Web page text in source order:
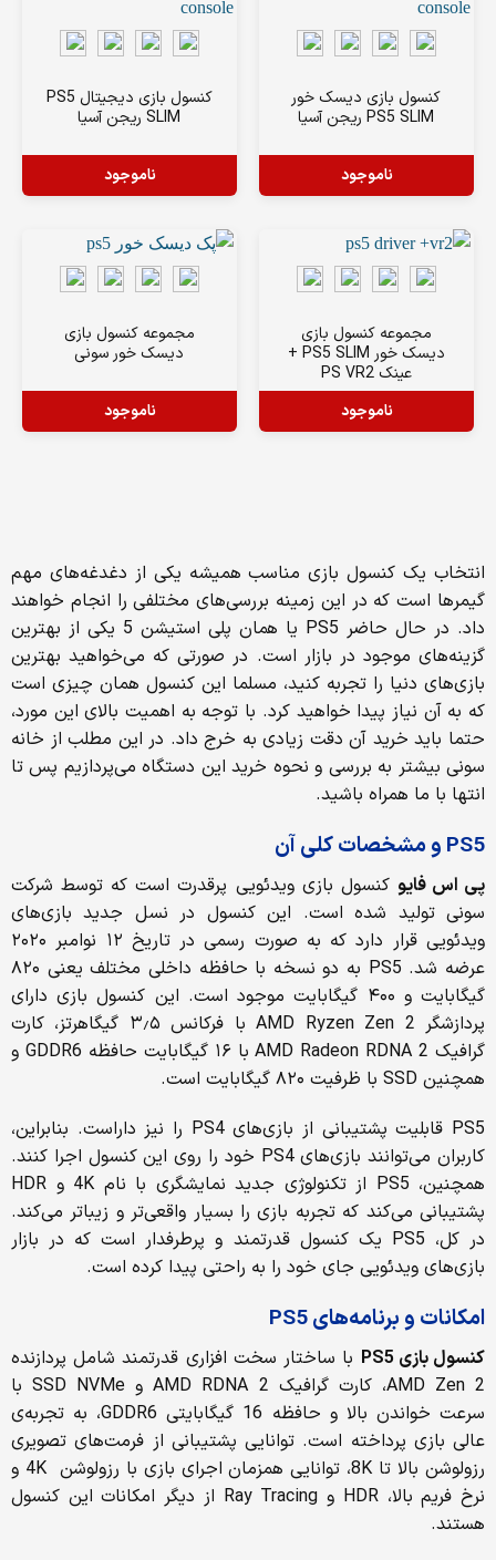
کنسول بازی دیسک خور
PS5 SLIM ریجن آسیا
ناموجود
کنسول بازی دیجیتال PS5
SLIM ریجن آسیا
ناموجود
مجموعه کنسول بازی
دیسک خور PS5 SLIM +
عینک PS VR2
ناموجود
مجموعه کنسول بازی
دیسک خور سونی
ناموجود
انتخاب یک کنسول بازی مناسب همیشه یکی از دغدغه‌های مهم
گیمرها است که در این زمینه بررسی‌های مختلفی را انجام خواهند
داد. در حال حاضر PS5 یا همان پلی استیشن 5 یکی از بهترین
گزینه‌های موجود در بازار است. در صورتی که می‌خواهید بهترین
بازی‌های دنیا را تجربه کنید، مسلما این کنسول همان چیزی است
که به آن نیاز پیدا خواهید کرد. با توجه به اهمیت بالای این مورد،
حتما باید خرید آن دقت زیادی به خرج داد. در این مطلب از خانه
سونی بیشتر به بررسی و نحوه خرید این دستگاه می‌پردازیم پس تا
انتها با ما همراه باشید.
PS5 و مشخصات کلی آن
پی اس فایو کنسول بازی ویدئویی پرقدرت است که توسط شرکت
سونی تولید شده است. این کنسول در نسل جدید بازی‌های
ویدئویی قرار دارد که به صورت رسمی در تاریخ ۱۲ نوامبر ۲۰۲۰
عرضه شد. PS5 به دو نسخه با حافظه داخلی مختلف یعنی ۸۲۰
گیگابایت و ۴۰۰ گیگابایت موجود است. این کنسول بازی دارای
پردازشگر AMD Ryzen Zen 2 با فرکانس ۳٫۵ گیگاهرتز، کارت
گرافیک AMD Radeon RDNA 2 با ۱۶ گیگابایت حافظه GDDR6 و
همچنین SSD با ظرفیت ۸۲۰ گیگابایت است.
PS5 قابلیت پشتیبانی از بازی‌های PS4 را نیز داراست. بنابراین،
کاربران می‌توانند بازی‌های PS4 خود را روی این کنسول اجرا کنند.
همچنین، PS5 از تکنولوژی جدید نمایشگری با نام 4K و HDR
پشتیبانی می‌کند که تجربه بازی را بسیار واقعی‌تر و زیباتر می‌کند.
در کل، PS5 یک کنسول قدرتمند و پرطرفدار است که در بازار
بازی‌های ویدئویی جای خود را به راحتی پیدا کرده است.
امکانات و برنامه‌های PS5
کنسول بازی PS5 با ساختار سخت افزاری قدرتمند شامل پردازنده
AMD Zen 2، کارت گرافیک AMD RDNA 2 و SSD NVMe با
سرعت خواندن بالا و حافظه 16 گیگابایتی GDDR6، به تجربه‌ی
عالی بازی پرداخته است. توانایی پشتیبانی از فرمت‌های تصویری
رزولوشن بالا تا 8K، توانایی همزمان اجرای بازی با رزولوشن 4K و
نرخ فریم بالا، HDR و Ray Tracing از دیگر امکانات این کنسول
هستند.